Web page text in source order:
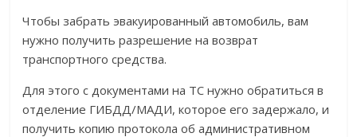
Чтобы забрать эвакуированный автомобиль, вам
нужно получить разрешение на возврат
транспортного средства.
Для этого с документами на ТС нужно обратиться в
отделение ГИБДД/МАДИ, которое его задержало, и
получить копию протокола об административном